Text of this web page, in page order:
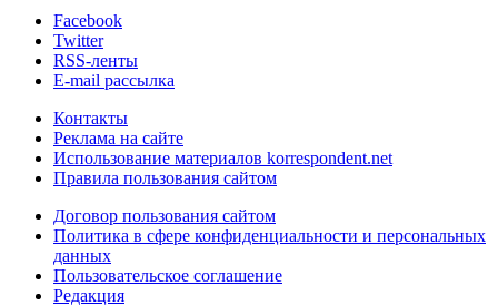
Facebook
Twitter
RSS-ленты
E-mail рассылка
Контакты
Реклама на сайте
Использование материалов korrespondent.net
Правила пользования сайтом
Договор пользования сайтом
Политика в сфере конфиденциальности и персональных
данных
Пользовательское соглашение
Редакция